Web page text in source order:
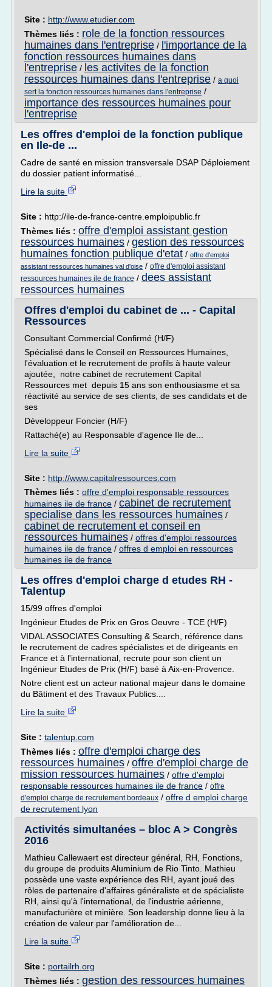
Site : http://www.etudier.com
Thèmes liés : role de la fonction ressources
humaines dans l'entreprise / l'importance de la
fonction ressources humaines dans
l'entreprise / les activites de la fonction
ressources humaines dans l'entreprise / a quoi
sert la fonction ressources humaines dans l'entreprise /
importance des ressources humaines pour
l'entreprise
Les offres d'emploi de la fonction publique
en Ile-de ...
Cadre de santé en mission transversale DSAP Déploiement
du dossier patient informatisé...
Lire la suite
Site : http://ile-de-france-centre.emploipublic.fr
Thèmes liés : offre d'emploi assistant gestion
ressources humaines / gestion des ressources
humaines fonction publique d'etat / offre d'emploi
assistant ressources humaines val d'oise / offre d'emploi assistant
ressources humaines ile de france / dees assistant
ressources humaines
Offres d'emploi du cabinet de ... - Capital
Ressources
Consultant Commercial Confirmé (H/F)
Spécialisé dans le Conseil en Ressources Humaines,
l'évaluation et le recrutement de profils à haute valeur
ajoutée, notre cabinet de recrutement Capital
Ressources met depuis 15 ans son enthousiasme et sa
réactivité au service de ses clients, de ses candidats et de
ses
Développeur Foncier (H/F)
Rattaché(e) au Responsable d'agence Ile de...
Lire la suite
Site : http://www.capitalressources.com
Thèmes liés : offre d'emploi responsable ressources
humaines ile de france / cabinet de recrutement
specialise dans les ressources humaines /
cabinet de recrutement et conseil en
ressources humaines / offres d'emploi ressources
humaines ile de france / offres d emploi en ressources
humaines ile de france
Les offres d'emploi charge d etudes RH -
Talentup
15/99 offres d'emploi
Ingénieur Etudes de Prix en Gros Oeuvre - TCE (H/F)
VIDAL ASSOCIATES Consulting & Search, référence dans
le recrutement de cadres spécialistes et de dirigeants en
France et à l'international, recrute pour son client un
Ingénieur Etudes de Prix (H/F) basé à Aix-en-Provence.
Notre client est un acteur national majeur dans le domaine
du Bâtiment et des Travaux Publics....
Lire la suite
Site : talentup.com
Thèmes liés : offre d'emploi charge des
ressources humaines / offre d'emploi charge de
mission ressources humaines / offre d'emploi
responsable ressources humaines ile de france / offre
d'emploi charge de recrutement bordeaux / offre d emploi charge
de recrutement lyon
Activités simultanées – bloc A > Congrès
2016
Mathieu Callewaert est directeur général, RH, Fonctions,
du groupe de produits Aluminium de Rio Tinto. Mathieu
possède une vaste expérience des RH, ayant joué des
rôles de partenaire d'affaires généraliste et de spécialiste
RH, ainsi qu'à l'international, de l'industrie aérienne,
manufacturière et minière. Son leadership donne lieu à la
création de valeur par l'amélioration de...
Lire la suite
Site : portailrh.org
Thèmes liés : gestion des ressources humaines